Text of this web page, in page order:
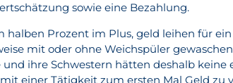
sowie eine Bezahlung.
halben Prozent im Plus, geld leihen für
mit oder ohne Weichspüler
ihre Schwestern hätten deshalb keine
einer Tätigkeit zum ersten Mal Geld zu